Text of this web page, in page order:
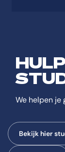
We helpen je
Bekijk hier